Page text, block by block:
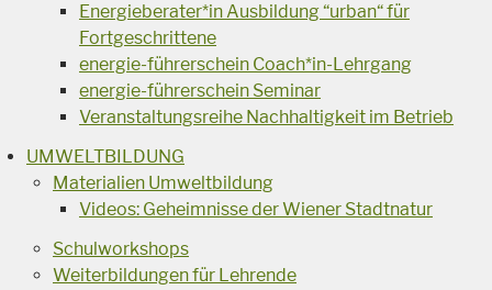
Energieberater*in Ausbildung “urban“ für
Fortgeschrittene
energie-führerschein Coach*in-Lehrgang
energie-führerschein Seminar
Veranstaltungsreihe Nachhaltigkeit im Betrieb
UMWELTBILDUNG
Materialien Umweltbildung
Videos: Geheimnisse der Wiener Stadtnatur
Schulworkshops
Weiterbildungen für Lehrende